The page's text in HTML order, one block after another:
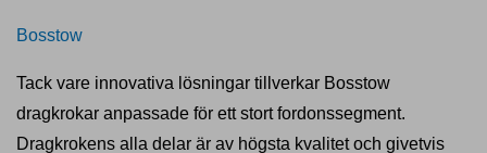
Bosstow
Tack vare innovativa lösningar tillverkar Bosstow
dragkrokar anpassade för ett stort fordonssegment.
Dragkrokens alla delar är av högsta kvalitet och givetvis